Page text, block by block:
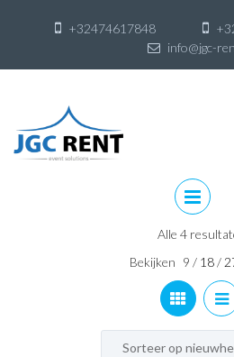
+32474617848
info@jgc-
Skip
Alle 4
Bekijken 9 / 18/
Sorteer op